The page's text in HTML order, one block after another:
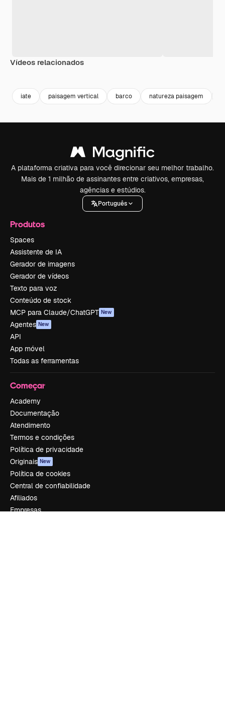
Vídeos relacionados
iate paisagem vertical barco natureza paisagem
A plataforma criativa para você direcionar seu melhor trabalho.
Mais de 1 milhão de assinantes entre criativos, empresas,
agências e estúdios.
Português
Produtos
Spaces
Assistente de IA
Gerador de imagens
Gerador de vídeos
Texto para voz
Conteúdo de stock
MCP para Claude/ChatGPT New
Agentes New
API
App móvel
Todas as ferramentas
Começar
Academy
Documentação
Atendimento
Termos e condições
Política de privacidade
Originais New
Política de cookies
Central de confiabilidade
Afiliados
Empresas